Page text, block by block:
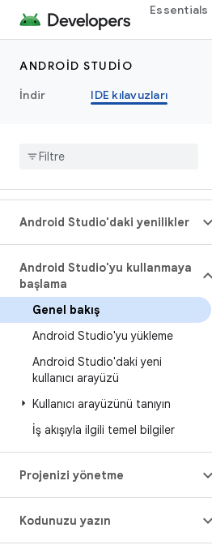
Essentials
ANDROID STUDIO
İndir
IDE kılavuzları
Android Studio'daki yenilikler
Android Studio'yu kullanmaya
başlama
Genel bakış
Android Studio'yu yükleme
Android Studio'daki yeni
kullanıcı arayüzü
Kullanıcı arayüzünü tanıyın
İş akışıyla ilgili temel bilgiler
Projenizi yönetme
Kodunuzu yazın